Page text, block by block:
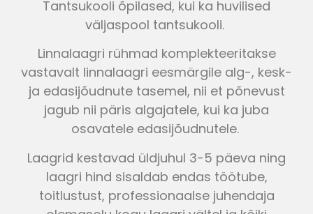
Tantsukooli õpilased, kui ka huvilised
väljaspool tantsukooli.
Linnalaagri rühmad komplekteeritakse
vastavalt linnalaagri eesmärgile alg-, kesk-
ja edasijõudnute tasemel, nii et põnevust
jagub nii päris algajatele, kui ka juba
osavatele edasijõudnutele.
Laagrid kestavad üldjuhul 3-5 päeva ning
laagri hind sisaldab endas töötube,
toitlustust, professionaalse juhendaja